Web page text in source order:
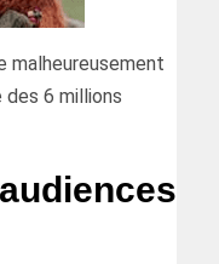
malheureusement
des 6 millions